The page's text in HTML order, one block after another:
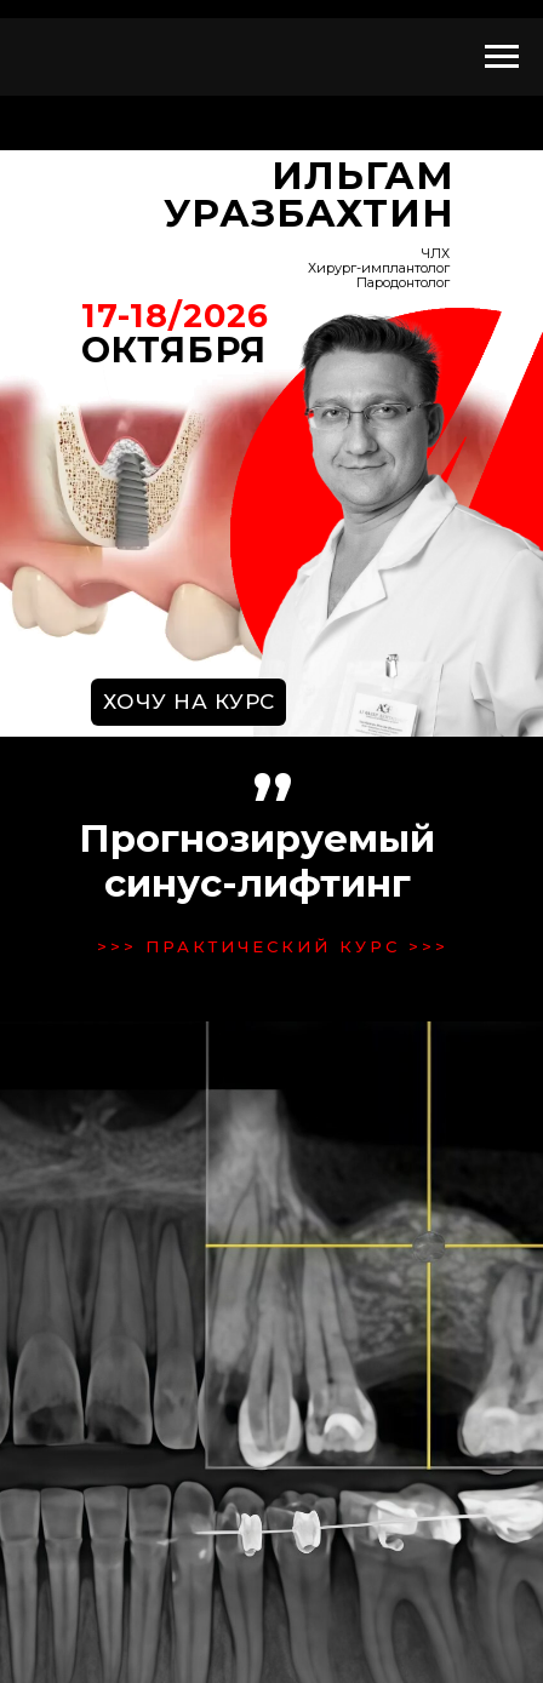
ИЛЬГАМ
УРАЗБАХТИН
17-18/2026
ОКТЯБРЯ
ЧЛХ
Хирург-имплантолог
Пародонтолог
ХОЧУ НА КУРС
Прогнозируемый
синус-лифтинг
,,
>>> ПРАКТИЧЕСКИЙ КУРС >>>